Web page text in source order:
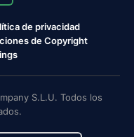
de privacidad
de Copyright
S.L.U. Todos los